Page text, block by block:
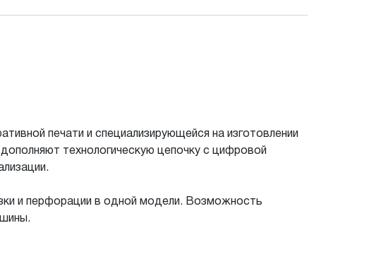
печати и специализирующейся на изготовлении
технологическую цепочку с цифровой
и перфорации в одной модели. Возможность